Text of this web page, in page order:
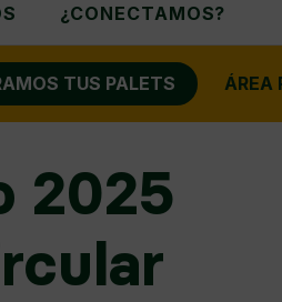
¿CONECTAMOS?
TUS PALETS ÁREA
2025